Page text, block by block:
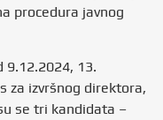
procedura javnog
9.12.2024, 13.
za izvršnog direktora,
se tri kandidata –